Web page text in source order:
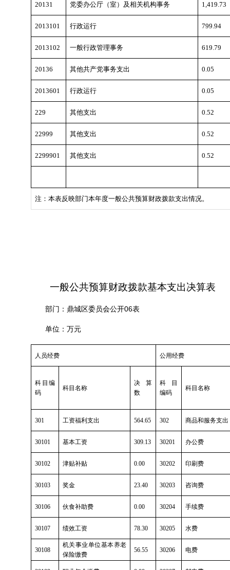
20131 党委办公厅（室）及相关机构事务 1,419.73
2013101 行政运行 799.94
2013102 一般行政管理事务 619.79
20136 其他共产党事务支出 0.05
2013601 行政运行 0.05
229 其他支出 0.52
22999 其他支出 0.52
2299901 其他支出 0.52
注：本表反映部门本年度一般公共预算财政拨款支出情况。
一般公共预算财政拨款基本支出决算表
部门：鼎城区委员会公开06表
单位：万元
人员经费 公用经费
科目编
码
科目名称
决算
数
科目
编码
科目名称
301 工资福利支出 564.65 302 商品和服务支出
30101 基本工资 309.13 30201 办公费
30102 津贴补贴 0.00 30202 印刷费
30103 奖金 23.40 30203 咨询费
30106 伙食补助费 0.00 30204 手续费
30107 绩效工资 78.30 30205 水费
30108
机关事业单位基本养老
保险缴费
56.55 30206 电费